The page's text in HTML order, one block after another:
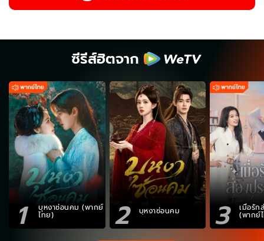
ซีรีส์ฮิตจาก
1 บุหงาซ่อนคม (พากย์
ไทย) 2 บุหงาซ่อนคม 3 เมื่อรัก
(พากย์